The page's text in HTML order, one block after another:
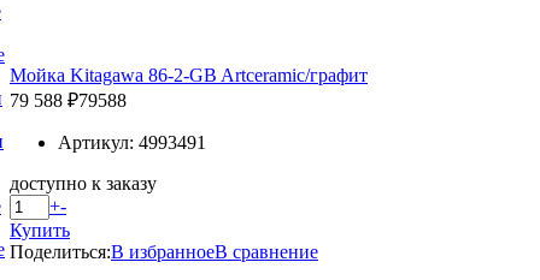
Мойка Kitagawa 86-2-GB Artceramic/графит
79 588 ₽79588
Артикул: 4993491
доступно к заказу
+-
Купить
Поделиться:В избранноеВ сравнение